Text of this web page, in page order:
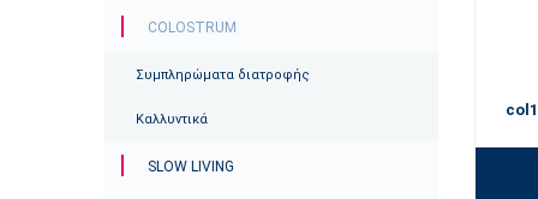
COLOSTRUM
Συμπληρώματα διατροφής
Καλλυντικά
SLOW LIVING